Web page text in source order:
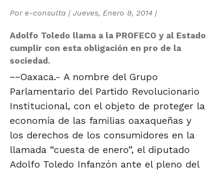
Por e-consulta | Jueves, Enero 9, 2014 |
Adolfo Toledo llama a la PROFECO y al Estado
cumplir con esta obligación en pro de la
sociedad.
~~Oaxaca.- A nombre del Grupo
Parlamentario del Partido Revolucionario
Institucional, con el objeto de proteger la
economía de las familias oaxaqueñas y
los derechos de los consumidores en la
llamada “cuesta de enero”, el diputado
Adolfo Toledo Infanzón ante el pleno del